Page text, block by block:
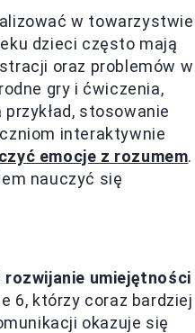
w towarzystwie
dzieci często mają
oraz problemów w
gry i ćwiczenia,
stosowanie
interaktywnie
emocje z rozumem.
nauczyć się
rozwijanie umiejętności
6, którzy coraz bardziej
okazuje się